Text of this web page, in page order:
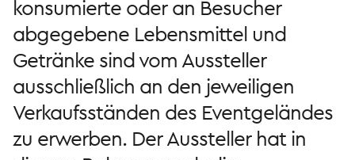
konsumierte oder an Besucher
abgegebene Lebensmittel und
Getränke sind vom Aussteller
ausschließlich an den jeweiligen
Verkaufsständen des Eventgeländes
zu erwerben. Der Aussteller hat in